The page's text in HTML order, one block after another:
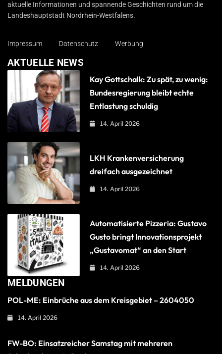
aktuelle Informationen und spannende Geschichten rund um die
Landeshauptstadt Nordrhein-Westfalens.
Impressum Datenschutz Werbung
AKTUELLE NEWS
Kay Gottschalk: Zu spät, zu wenig:
Bundesregierung bleibt echte
Entlastung schuldig
14. April 2026
LKH Krankenversicherung
dreifach ausgezeichnet
14. April 2026
Automatisierte Pizzeria: Gustavo
Gusto bringt Innovationsprojekt
„Gustavomat“ an den Start
14. April 2026
MELDUNGEN
POL-ME: Einbrüche aus dem Kreisgebiet – 2604050
14. April 2026
FW-BO: Einsatzreicher Samstag mit mehreren